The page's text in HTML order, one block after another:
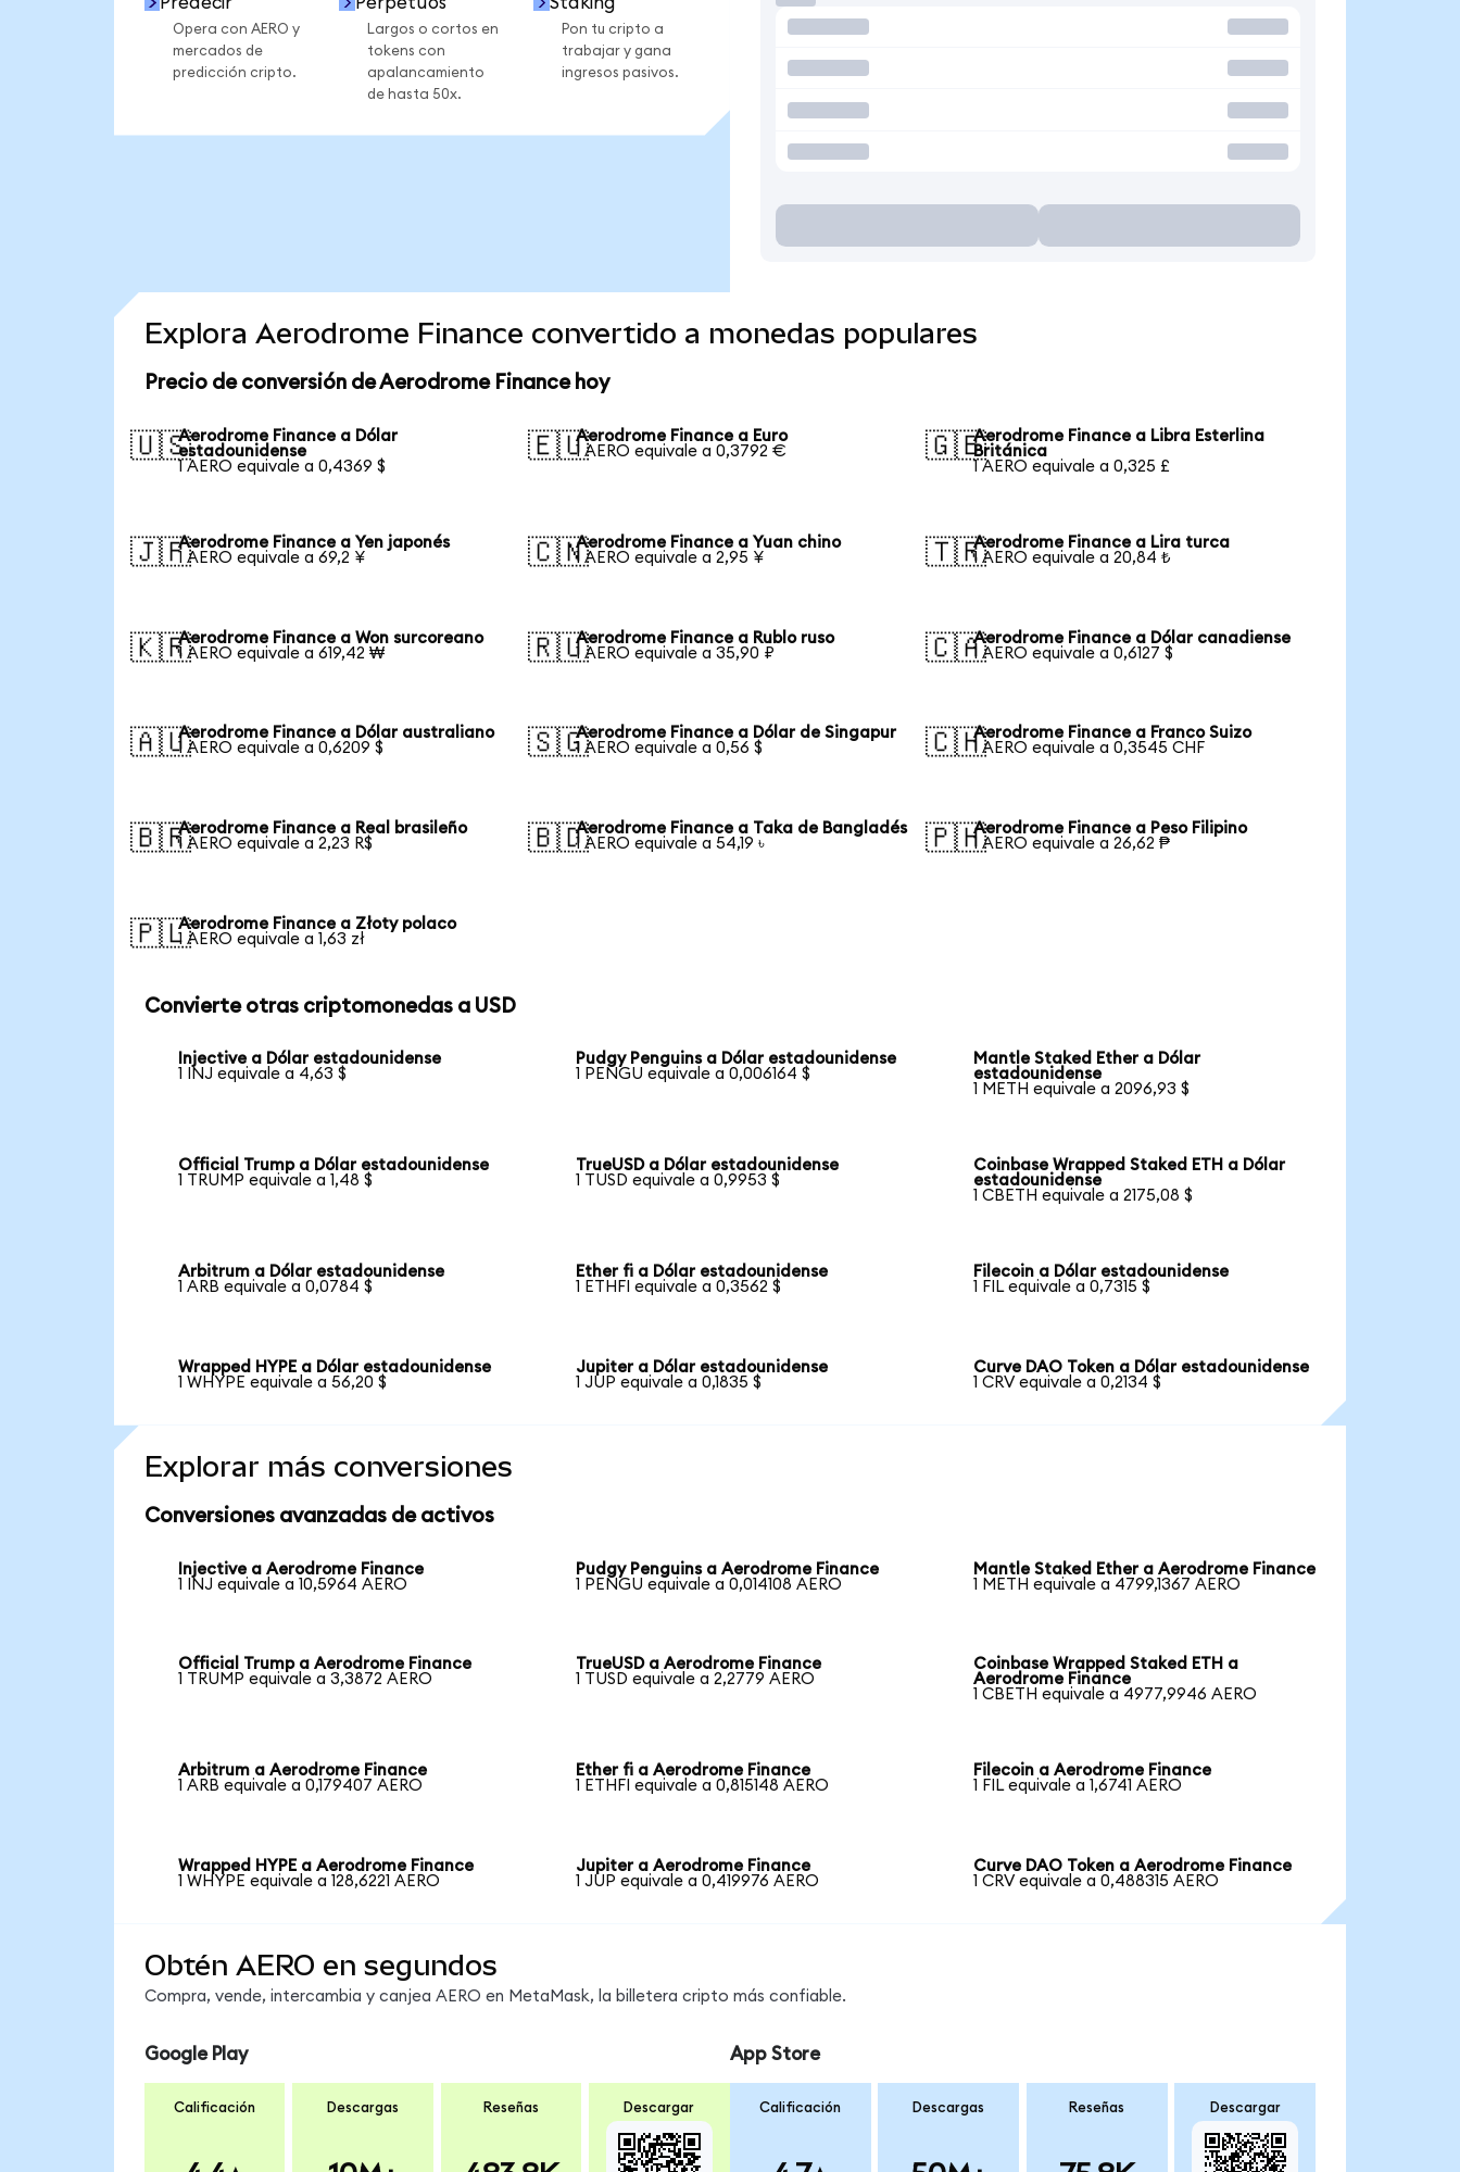
Opera con AERO y
mercados de
predicción cripto.
Largos o cortos en
tokens con
apalancamiento
de hasta 50x.
Pon tu cripto a
trabajar y gana
ingresos pasivos.
Explora Aerodrome Finance convertido a monedas populares
Precio de conversión de Aerodrome Finance hoy
🇺🇸Aerodrome Finance a Dólar
estadounidense
1 AERO equivale a 0,4369 $
🇪🇺Aerodrome Finance a Euro
1 AERO equivale a 0,3792 €
🇬🇧Aerodrome Finance a Libra Esterlina
Británica
1 AERO equivale a 0,325 £
🇯🇵Aerodrome Finance a Yen japonés
1 AERO equivale a 69,2 ¥
🇨🇳Aerodrome Finance a Yuan chino
1 AERO equivale a 2,95 ¥
🇹🇷Aerodrome Finance a Lira turca
1 AERO equivale a 20,84 ₺
🇰🇷Aerodrome Finance a Won surcoreano
1 AERO equivale a 619,42 ₩
🇷🇺Aerodrome Finance a Rublo ruso
1 AERO equivale a 35,90 ₽
🇨🇦Aerodrome Finance a Dólar canadiense
1 AERO equivale a 0,6127 $
🇦🇺Aerodrome Finance a Dólar australiano
1 AERO equivale a 0,6209 $
🇸🇬Aerodrome Finance a Dólar de Singapur
1 AERO equivale a 0,56 $
🇨🇭Aerodrome Finance a Franco Suizo
1 AERO equivale a 0,3545 CHF
🇧🇷Aerodrome Finance a Real brasileño
1 AERO equivale a 2,23 R$
🇧🇩Aerodrome Finance a Taka de Bangladés
1 AERO equivale a 54,19 ৳
🇵🇭Aerodrome Finance a Peso Filipino
1 AERO equivale a 26,62 ₱
🇵🇱Aerodrome Finance a Złoty polaco
1 AERO equivale a 1,63 zł
Convierte otras criptomonedas a USD
Injective a Dólar estadounidense
1 INJ equivale a 4,63 $
Pudgy Penguins a Dólar estadounidense
1 PENGU equivale a 0,006164 $
Mantle Staked Ether a Dólar
estadounidense
1 METH equivale a 2096,93 $
Official Trump a Dólar estadounidense
1 TRUMP equivale a 1,48 $
TrueUSD a Dólar estadounidense
1 TUSD equivale a 0,9953 $
Coinbase Wrapped Staked ETH a Dólar
estadounidense
1 CBETH equivale a 2175,08 $
Arbitrum a Dólar estadounidense
1 ARB equivale a 0,0784 $
Ether fi a Dólar estadounidense
1 ETHFI equivale a 0,3562 $
Filecoin a Dólar estadounidense
1 FIL equivale a 0,7315 $
Wrapped HYPE a Dólar estadounidense
1 WHYPE equivale a 56,20 $
Jupiter a Dólar estadounidense
1 JUP equivale a 0,1835 $
Curve DAO Token a Dólar estadounidense
1 CRV equivale a 0,2134 $
Explorar más conversiones
Conversiones avanzadas de activos
Injective a Aerodrome Finance
1 INJ equivale a 10,5964 AERO
Pudgy Penguins a Aerodrome Finance
1 PENGU equivale a 0,014108 AERO
Mantle Staked Ether a Aerodrome Finance
1 METH equivale a 4799,1367 AERO
Official Trump a Aerodrome Finance
1 TRUMP equivale a 3,3872 AERO
TrueUSD a Aerodrome Finance
1 TUSD equivale a 2,2779 AERO
Coinbase Wrapped Staked ETH a
Aerodrome Finance
1 CBETH equivale a 4977,9946 AERO
Arbitrum a Aerodrome Finance
1 ARB equivale a 0,179407 AERO
Ether fi a Aerodrome Finance
1 ETHFI equivale a 0,815148 AERO
Filecoin a Aerodrome Finance
1 FIL equivale a 1,6741 AERO
Wrapped HYPE a Aerodrome Finance
1 WHYPE equivale a 128,6221 AERO
Jupiter a Aerodrome Finance
1 JUP equivale a 0,419976 AERO
Curve DAO Token a Aerodrome Finance
1 CRV equivale a 0,488315 AERO
Obtén AERO en segundos
Compra, vende, intercambia y canjea AERO en MetaMask, la billetera cripto más confiable.
Google Play
Calificación Descargas Reseñas Descargar
App Store
Calificación Descargas Reseñas Descargar